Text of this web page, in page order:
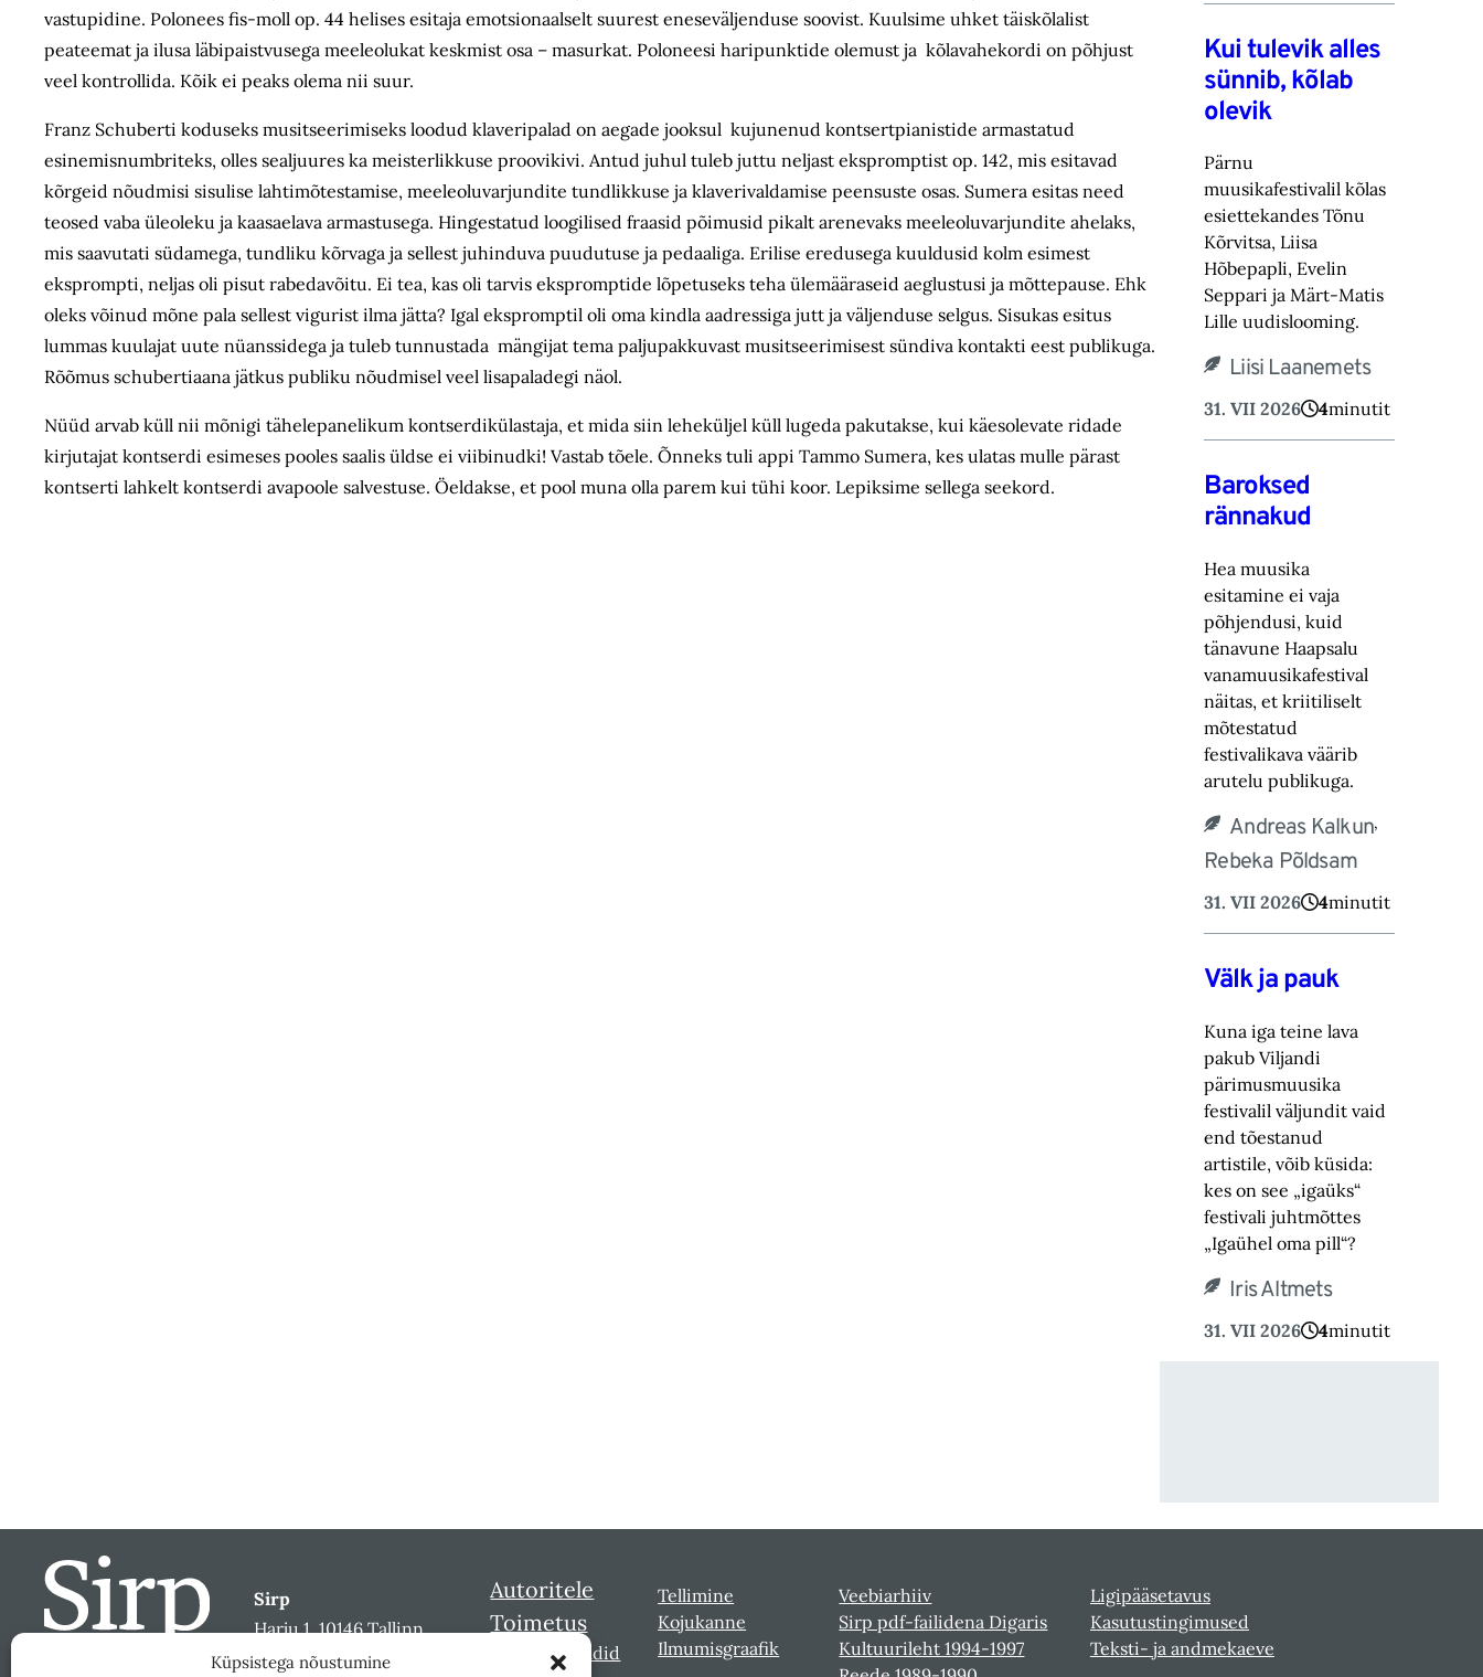
Küpsistega nõustumine
vastupidine. Polonees fis-moll op. 44 helises esitaja emotsionaalselt suurest eneseväljenduse soovist. Kuulsime uhket täiskõlalist
peateemat ja ilusa läbipaistvusega meeleolukat keskmist osa – masurkat. Poloneesi haripunktide olemust ja kõlavahekordi on põhjust
veel kontrollida. Kõik ei peaks olema nii suur.
Franz Schuberti koduseks musitseerimiseks loodud klaveripalad on aegade jooksul kujunenud kontsertpianistide armastatud
esinemisnumbriteks, olles sealjuures ka meisterlikkuse proovikivi. Antud juhul tuleb juttu neljast ekspromptist op. 142, mis esitavad
kõrgeid nõudmisi sisulise lahtimõtestamise, meeleoluvarjundite tundlikkuse ja klaverivaldamise peensuste osas. Sumera esitas need
teosed vaba üleoleku ja kaasaelava armastusega. Hingestatud loogilised fraasid põimusid pikalt arenevaks meeleoluvarjundite ahelaks,
mis saavutati südamega, tundliku kõrvaga ja sellest juhinduva puudutuse ja pedaaliga. Erilise eredusega kuuldusid kolm esimest
eksprompti, neljas oli pisut rabedavõitu. Ei tea, kas oli tarvis ekspromptide lõpetuseks teha ülemääraseid aeglustusi ja mõttepause. Ehk
oleks võinud mõne pala sellest vigurist ilma jätta? Igal ekspromptil oli oma kindla aadressiga jutt ja väljenduse selgus. Sisukas esitus
lummas kuulajat uute nüanssidega ja tuleb tunnustada mängijat tema paljupakkuvast musitseerimisest sündiva kontakti eest publikuga.
Rõõmus schubertiaana jätkus publiku nõudmisel veel lisapaladegi näol.
Nüüd arvab küll nii mõnigi tähelepanelikum kontserdikülastaja, et mida siin leheküljel küll lugeda pakutakse, kui käesolevate ridade
kirjutajat kontserdi esimeses pooles saalis üldse ei viibinudki! Vastab tõele. Õnneks tuli appi Tammo Sumera, kes ulatas mulle pärast
kontserti lahkelt kontserdi avapoole salvestuse. Öeldakse, et pool muna olla parem kui tühi koor. Lepiksime sellega seekord.
Kui tulevik alles
sünnib, kõlab
olevik
Pärnu
muusikafestivalil kõlas
esiettekandes Tõnu
Kõrvitsa, Liisa
Hõbepapli, Evelin
Seppari ja Märt-Matis
Lille uudislooming.
Liisi Laanemets
31. VII 2026 4minutit
Baroksed
rännakud
Hea muusika
esitamine ei vaja
põhjendusi, kuid
tänavune Haapsalu
vanamuusikafestival
näitas, et kriitiliselt
mõtestatud
festivalikava väärib
arutelu publikuga.
Andreas Kalkun,
Rebeka Põldsam
31. VII 2026 4minutit
Välk ja pauk
Kuna iga teine lava
pakub Viljandi
pärimusmuusika
festivalil väljundit vaid
end tõestanud
artistile, võib küsida:
kes on see „igaüks“
festivali juhtmõttes
„Igaühel oma pill“?
Iris Altmets
31. VII 2026 4minutit
Sirp
Harju 1, 10146 Tallinn
sirp@sirp.ee
Autoritele
Toimetus
Sirbi laureaadid
Tellimine
Kojukanne
Ilmumisgraafik
Veebiarhiiv
Sirp pdf-failidena Digaris
Kultuurileht 1994-1997
Ligipääsetavus
Kasutustingimused
Teksti- ja andmekaeve